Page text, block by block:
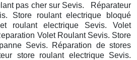
pas cher sur Sevis. Réparateur
Store roulant electrique bloqué
roulant electrique Sevis. Volet
Volet Roulant Sevis. Store
Sevis. Réparation de stores
store roulant electrique Sevis.